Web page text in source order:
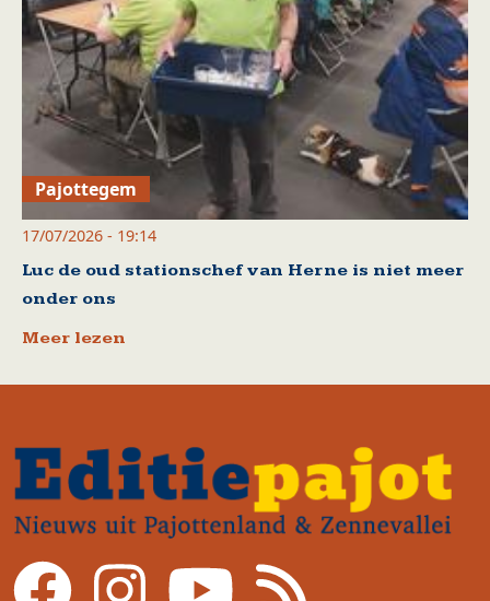
Pajottegem
17/07/2026 - 19:14
Luc de oud stationschef van Herne is niet meer
onder ons
Meer lezen